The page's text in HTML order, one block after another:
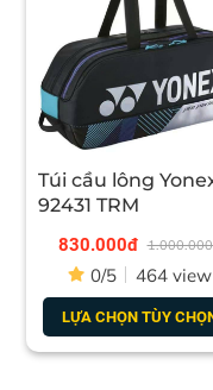
Túi cầu lông
92431 TRM
830.000đ
0/5 464 view
LỰA CHỌN TÙY